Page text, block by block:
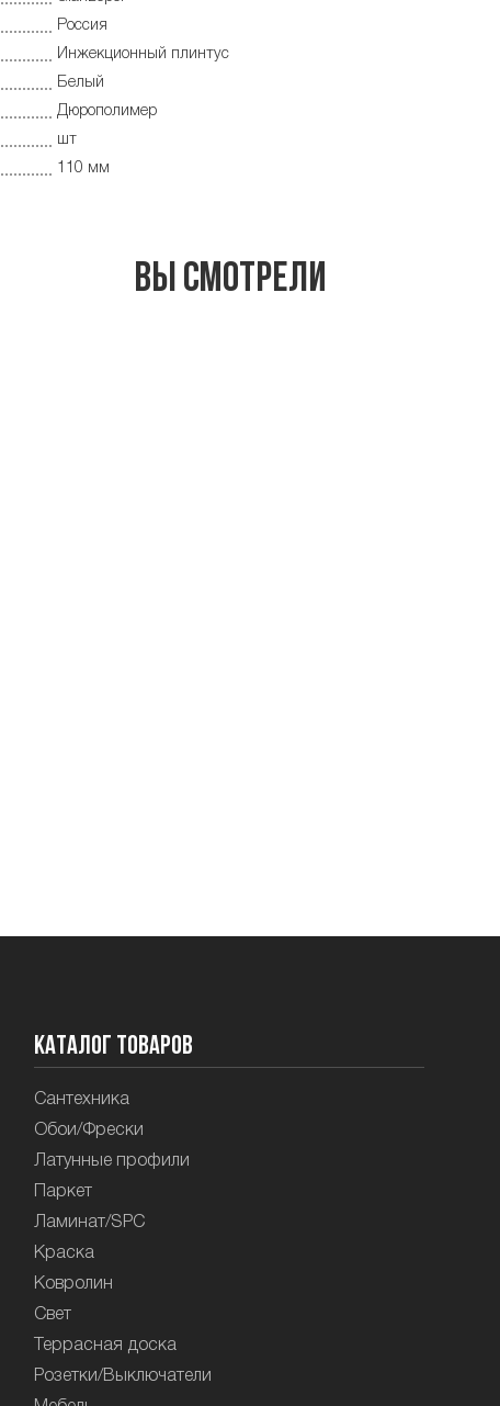
Россия
Инжекционный плинтус
Белый
Дюрополимер
шт
110 мм
Вы смотрели
Каталог товаров
Сантехника
Обои/Фрески
Латунные профили
Паркет
Ламинат/SPC
Краска
Ковролин
Свет
Террасная доска
Розетки/Выключатели